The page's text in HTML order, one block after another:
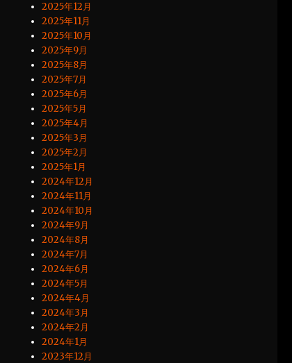
2025年12月
2025年11月
2025年10月
2025年9月
2025年8月
2025年7月
2025年6月
2025年5月
2025年4月
2025年3月
2025年2月
2025年1月
2024年12月
2024年11月
2024年10月
2024年9月
2024年8月
2024年7月
2024年6月
2024年5月
2024年4月
2024年3月
2024年2月
2024年1月
2023年12月